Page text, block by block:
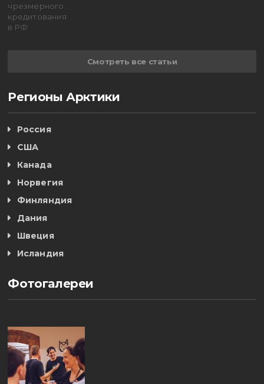
Смотреть все статьи
Регионы Арктики
Россия
США
Канада
Норвегия
Финляндия
Дания
Швеция
Исландия
Фотогалереи